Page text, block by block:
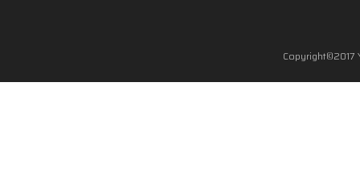
Copyright©2017